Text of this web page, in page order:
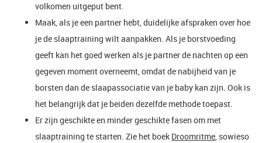
volkomen uitgeput bent.
Maak, als je een partner hebt, duidelijke afspraken over hoe
je de slaaptraining wilt aanpakken. Als je borstvoeding
geeft kan het goed werken als je partner de nachten op een
gegeven moment overneemt, omdat de nabijheid van je
borsten dan de slaapassociatie van je baby kan zijn. Ook is
het belangrijk dat je beiden dezelfde methode toepast.
Er zijn geschikte en minder geschikte fasen om met
slaaptraining te starten. Zie het boek Droomritme, sowieso